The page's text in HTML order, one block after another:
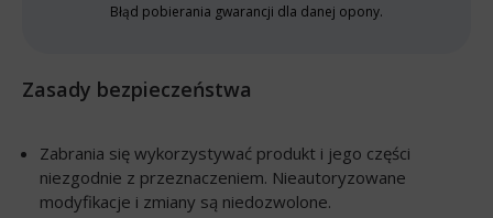
Błąd pobierania gwarancji dla danej opony.
Zasady bezpieczeństwa
Zabrania się wykorzystywać produkt i jego części
niezgodnie z przeznaczeniem. Nieautoryzowane
modyfikacje i zmiany są niedozwolone.